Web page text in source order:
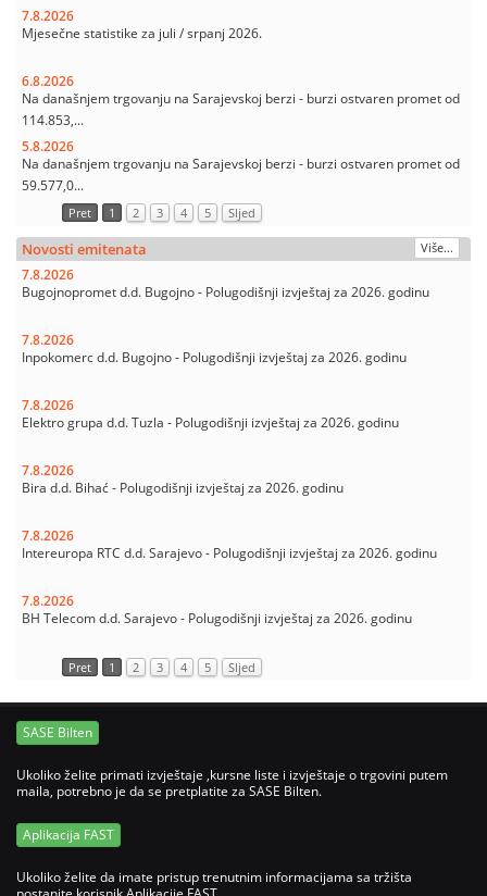
7.8.2026
Mjesečne statistike za juli / srpanj 2026.
6.8.2026
Na današnjem trgovanju na Sarajevskoj berzi - burzi ostvaren promet od
114.853,...
5.8.2026
Na današnjem trgovanju na Sarajevskoj berzi - burzi ostvaren promet od
59.577,0...
Pret 1 2 3 4 5 Sljed
Novosti emitenata Više...
7.8.2026
Bugojnopromet d.d. Bugojno - Polugodišnji izvještaj za 2026. godinu
7.8.2026
Inpokomerc d.d. Bugojno - Polugodišnji izvještaj za 2026. godinu
7.8.2026
Elektro grupa d.d. Tuzla - Polugodišnji izvještaj za 2026. godinu
7.8.2026
Bira d.d. Bihać - Polugodišnji izvještaj za 2026. godinu
7.8.2026
Intereuropa RTC d.d. Sarajevo - Polugodišnji izvještaj za 2026. godinu
7.8.2026
BH Telecom d.d. Sarajevo - Polugodišnji izvještaj za 2026. godinu
Pret 1 2 3 4 5 Sljed
SASE Bilten
Ukoliko želite primati izvještaje ,kursne liste i izvještaje o trgovini putem
maila, potrebno je da se pretplatite za SASE Bilten.
Aplikacija FAST
Ukoliko želite da imate pristup trenutnim informacijama sa tržišta